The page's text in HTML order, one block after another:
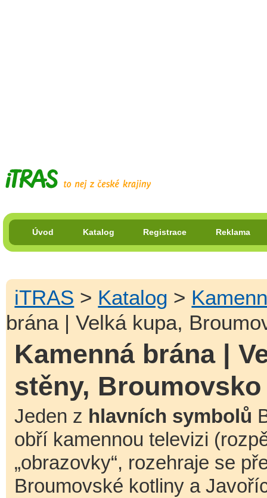
Úvod Katalog Registrace Reklama
iTRAS > Katalog >
brána | Velká kupa,
Kamenná brána |
stěny, Broumovsko
Jeden z hlavních symbolů
obří kamennou televizi
„obrazovky“, rozehraje se
Broumovské kotliny a